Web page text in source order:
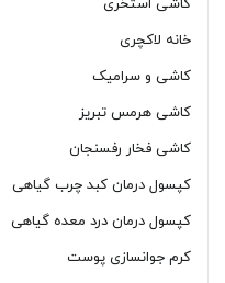
کاشی استخری
خانه لاکچری
کاشی و سرامیک
کاشی هرمس تبریز
کاشی فخار رفسنجان
کپسول درمان کبد چرب گیاهی
کپسول درمان درد معده گیاهی
کرم جوانسازی پوست